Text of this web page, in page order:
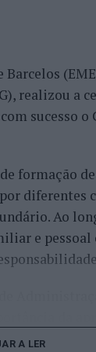
participação
que
dez projetos
total de 80
contará
500
realizou a
sucesso o
formação
diferentes
Ao
e pessoal
que
A LER